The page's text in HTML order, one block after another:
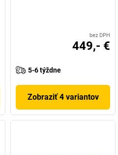
bez DPH
449,- €
5-6 týždne
Zobraziť 4 variantov